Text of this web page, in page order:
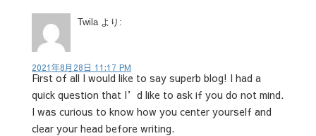
Twila より:
2021年8月28日 11:17 PM
First of all I would like to say superb blog! I had a
quick question that I’d like to ask if you do not mind.
I was curious to know how you center yourself and
clear your head before writing.